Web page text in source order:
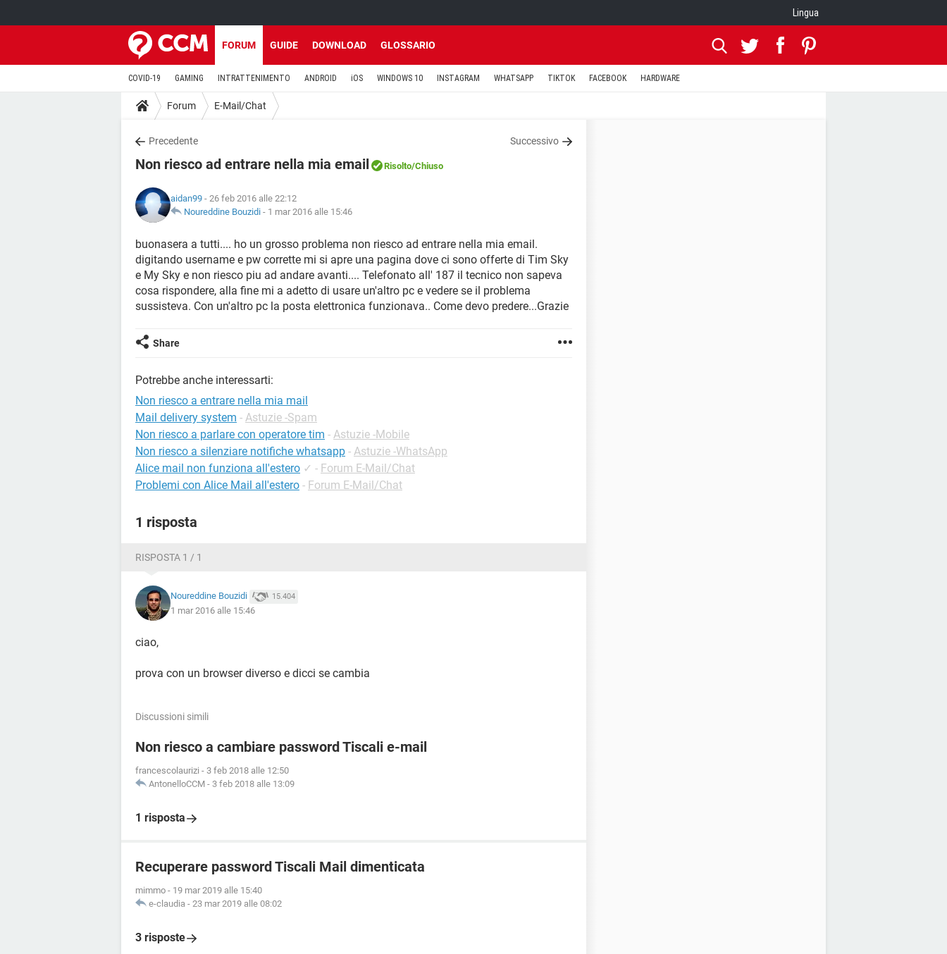
Lingua
FORUM GUIDE DOWNLOAD GLOSSARIO
COVID-19 GAMING INTRATTENIMENTO ANDROID iOS WINDOWS 10 INSTAGRAM WHATSAPP TIKTOK FACEBOOK HARDWARE
Forum E-Mail/Chat
Precedente Successivo
Non riesco ad entrare nella mia email Risolto/Chiuso
aidan99 - 26 feb 2016 alle 22:12
Noureddine Bouzidi - 1 mar 2016 alle 15:46
buonasera a tutti.... ho un grosso problema non riesco ad entrare nella mia email.
digitando username e pw corrette mi si apre una pagina dove ci sono offerte di Tim Sky
e My Sky e non riesco piu ad andare avanti.... Telefonato all' 187 il tecnico non sapeva
cosa rispondere, alla fine mi a adetto di usare un'altro pc e vedere se il problema
sussisteva. Con un'altro pc la posta elettronica funzionava.. Come devo predere...Grazie
Share
Potrebbe anche interessarti:
Non riesco a entrare nella mia mail
Mail delivery system - Astuzie -Spam
Non riesco a parlare con operatore tim - Astuzie -Mobile
Non riesco a silenziare notifiche whatsapp - Astuzie -WhatsApp
Alice mail non funziona all'estero ✓ - Forum E-Mail/Chat
Problemi con Alice Mail all'estero - Forum E-Mail/Chat
1 risposta
RISPOSTA 1 / 1
Noureddine Bouzidi 15.404
1 mar 2016 alle 15:46
ciao,
prova con un browser diverso e dicci se cambia
Discussioni simili
Non riesco a cambiare password Tiscali e-mail
francescolaurizi - 3 feb 2018 alle 12:50
AntonelloCCM - 3 feb 2018 alle 13:09
1 risposta
Recuperare password Tiscali Mail dimenticata
mimmo - 19 mar 2019 alle 15:40
e-claudia - 23 mar 2019 alle 08:02
3 risposte